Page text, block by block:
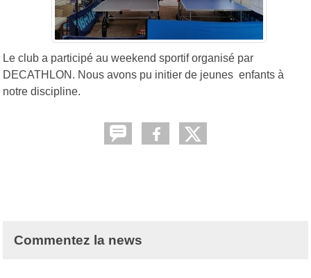
Le club a participé au weekend sportif organisé par
DECATHLON. Nous avons pu initier de jeunes enfants à
notre discipline.
Commentez la news